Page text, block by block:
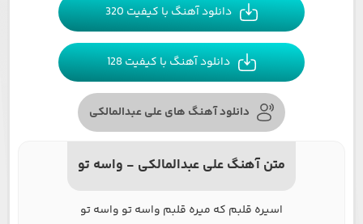
دانلود آهنگ با کیفیت 320
دانلود آهنگ با کیفیت 128
دانلود آهنگ های علی عبدالمالکی
متن آهنگ علی عبدالمالکی - واسه تو
اسیره قلبم که میره قلبم واسه تو واسه تو